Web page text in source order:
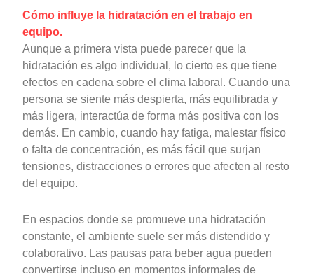
Cómo influye la hidratación en el trabajo en
equipo.
Aunque a primera vista puede parecer que la
hidratación es algo individual, lo cierto es que tiene
efectos en cadena sobre el clima laboral. Cuando una
persona se siente más despierta, más equilibrada y
más ligera, interactúa de forma más positiva con los
demás. En cambio, cuando hay fatiga, malestar físico
o falta de concentración, es más fácil que surjan
tensiones, distracciones o errores que afecten al resto
del equipo.
En espacios donde se promueve una hidratación
constante, el ambiente suele ser más distendido y
colaborativo. Las pausas para beber agua pueden
convertirse incluso en momentos informales de